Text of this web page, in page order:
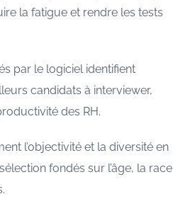
la fatigue et rendre les tests
par le logiciel identifient
candidats à interviewer,
des RH.
l’objectivité et la diversité en
fondés sur l’âge, la race